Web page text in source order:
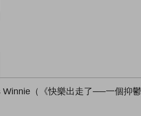
（《快樂出走了──一個抑